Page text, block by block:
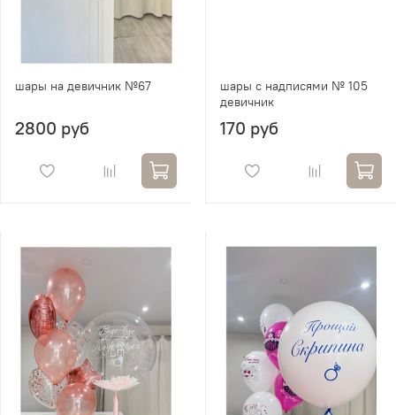
шары на девичник №67
2800 руб
шары с надписями № 105
девичник
170 руб